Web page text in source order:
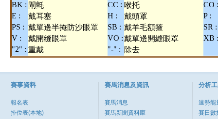
BK : 閘氈 CC : 喉托
CO :
E :
戴耳塞 H : 戴頭罩
P :
PS : 戴單邊半掩防沙眼罩 SB : 戴羊毛額箍
SR :
V :
戴開縫眼罩 VO :戴單邊開縫眼罩
XB :
"2" : 重戴 "-" : 除去
賽事資料
報名表
排位表(本地)
賽馬消息及資訊
賽馬消息
賽馬新聞資料庫
分析
速勢能
賽日數